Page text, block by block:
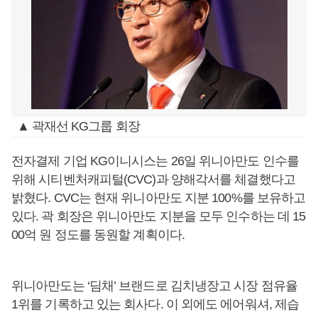
▲ 곽재선 KG그룹 회장
전자결제 기업 KG이니시스는 26일 위니아만도 인수를
위해 시티벤처캐피털(CVC)과 양해각서를 체결했다고
밝혔다. CVC는 현재 위니아만도 지분 100%를 보유하고
있다. 곽 회장은 위니아만도 지분을 모두 인수하는 데 15
00억 원 정도를 동원할 계획이다.
위니아만도는 ‘딤채’ 브랜드로 김치냉장고 시장 점유율
1위를 기록하고 있는 회사다. 이 외에도 에어워셔, 제습